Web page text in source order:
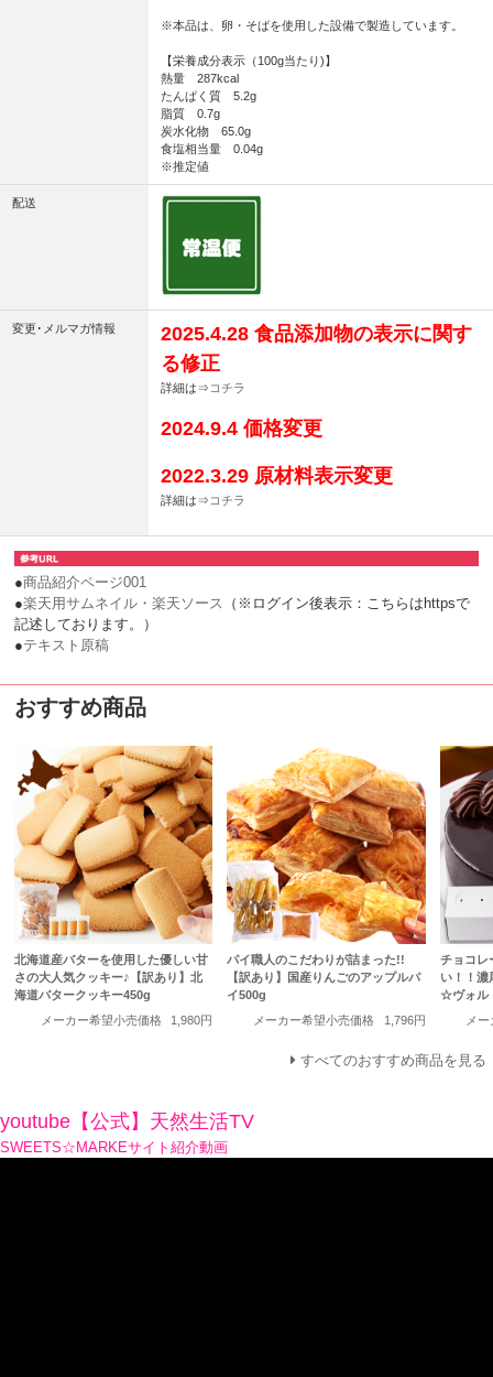
※本品は、卵・そばを使用した設備で製造しています。
【栄養成分表示（100g当たり)】
熱量 287kcal
たんぱく質 5.2g
脂質 0.7g
炭水化物 65.0g
食塩相当量 0.04g
※推定値
配送
変更･メルマガ情報
2025.4.28 食品添加物の表示に関す
る修正
詳細は⇒ コチラ
2024.9.4 価格変更
2022.3.29 原材料表示変更
詳細は⇒ コチラ
●商品紹介ページ001
●楽天用サムネイル・楽天ソース
（※ログイン後表示：こちらはhttpsで
記述しております。）
●テキスト原稿
おすすめ商品
北海道産バターを使用した優しい甘
さの大人気クッキー♪【訳あり】北
海道バタークッキー450g
メーカー希望小売価格
1,980円
パイ職人のこだわりが詰まった!!
【訳あり】国産りんごのアップルパ
イ500g
メーカー希望小売価格
1,796円
チョコレ
い！！濃
☆ヴォル
メ
すべてのおすすめ商品を見る
youtube【公式】天然生活TV
SWEETS☆MARKEサイト紹介動画